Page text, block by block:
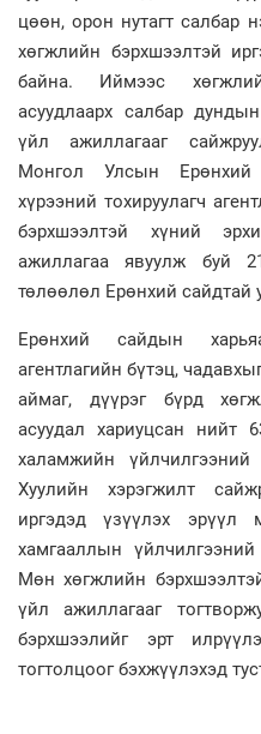
цөөн, орон нутагт салбар
хөгжлийн бэрхшээлтэй
байна. Иймээс
асуудлаарх салбар
үйл ажиллагааг
Монгол Улсын
хүрээний тохируулагч
бэрхшээлтэй хүний
ажиллагаа явуулж буй
төлөөлөл Ерөнхий сайдтай
Ерөнхий сайдын
агентлагийн бүтэц,
аймаг, дүүрэг бүрд
асуудал хариуцсан нийт
халамжийн
Хуулийн хэрэгжилт
иргэдэд үзүүлэх эрүүл
хамгааллын
Мөн хөгжлийн
үйл ажиллагааг
бэрхшээлийг эрт
тогтолцоог бэхжүүлэхэд